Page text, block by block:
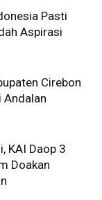
Pasti
Aspirasi
Cirebon
Andalan
KAI Daop 3
Doakan